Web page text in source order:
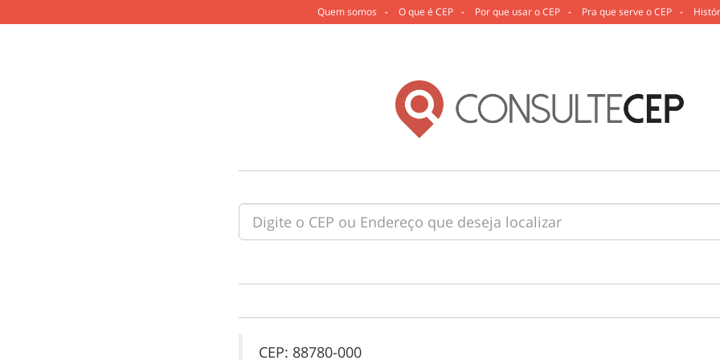
Quem somos - O que é CEP - Por que usar o CEP - Pra que serve o CEP -
CEP: 88780-000